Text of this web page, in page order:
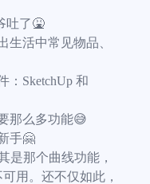
吐了🤮
生活中常见物品、
：SketchUp 和
那么多功能😅
手🤗
是那个曲线功能，
用。还不仅如此，